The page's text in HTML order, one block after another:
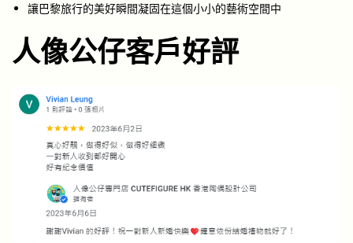
讓巴黎旅行的美好瞬間凝固在這個小小的藝術空間中
人像公仔客戶好評